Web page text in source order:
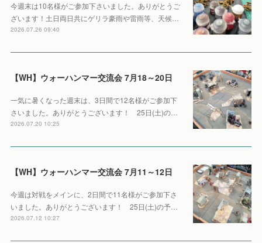
今週末は10名様がご参加下さいました。ありがとうご
ざいます！土日両日共にゲリラ豪雨や雷雨等、天候…
2026.07.26 09:40
【WH】ウォーハンマー交流会 7月18～20日
一気に暑くなった週末は、3日間で12名様がご参加下
さいました。ありがとうございます！ 25日(土)の…
2026.07.20 10:25
【WH】ウォーハンマー交流会 7月11～12日
今週は対戦をメインに、2日間で11名様がご参加下さ
いました。ありがとうございます！ 25日(土)の予…
2026.07.12 10:27